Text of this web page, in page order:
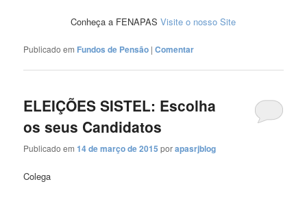
Conheça a FENAPASVisite o nosso Site
Publicado em Fundos de Pensão |Comentar
ELEIÇÕES SISTEL: Escolha
os seus Candidatos
Publicado em14 de março de 2015 porapasrjblog
Colega